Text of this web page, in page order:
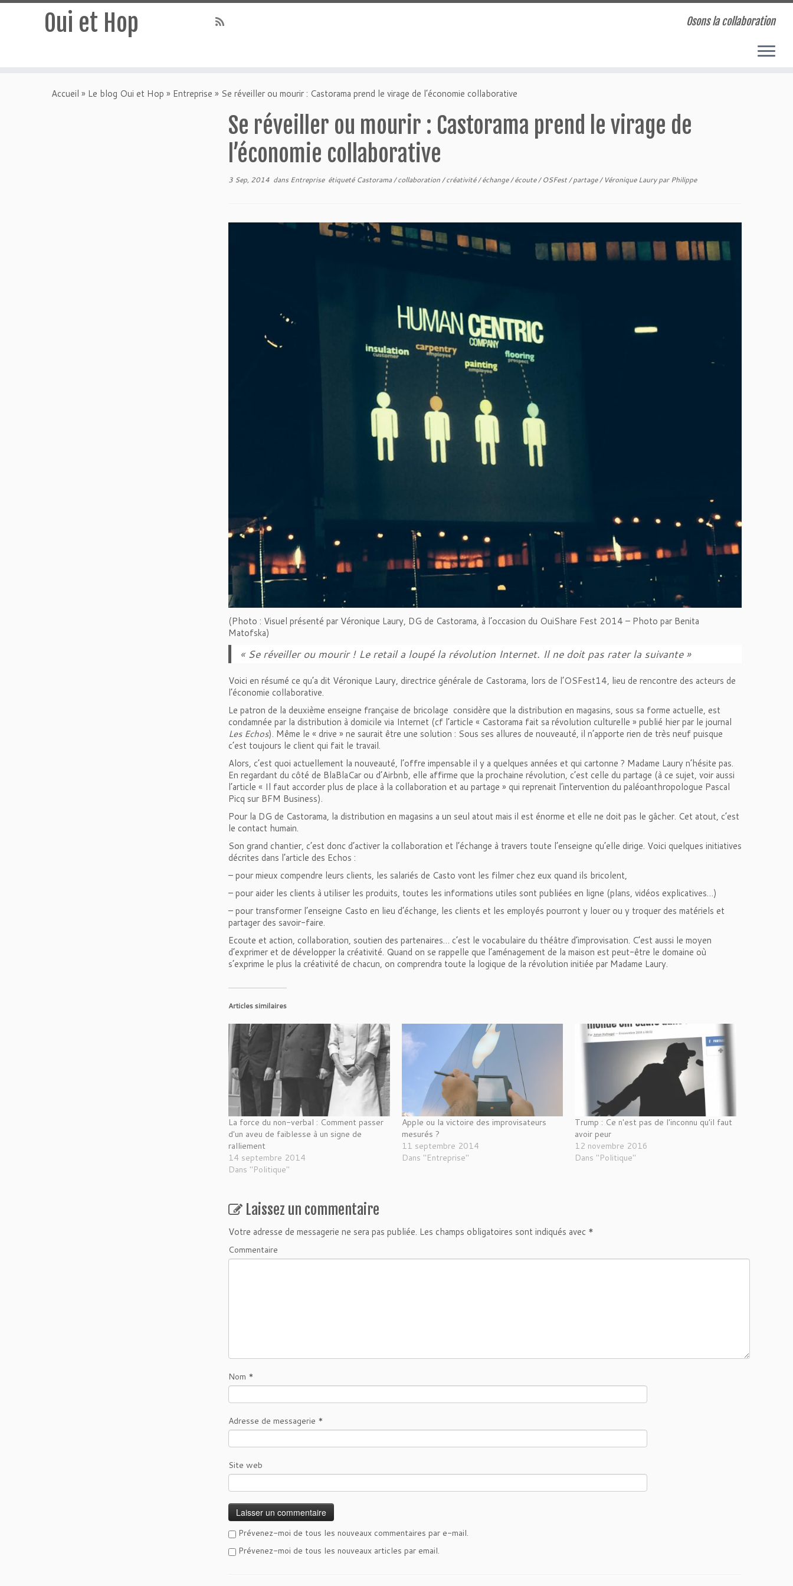
Oui et Hop Osons la collaboration
Accueil » Le blog Oui et Hop » Entreprise » Se réveiller ou mourir : Castorama prend le virage de l’économie collaborative
Se réveiller ou mourir : Castorama prend le virage de
l’économie collaborative
3 Sep, 2014 dans Entreprise étiqueté Castorama/collaboration/créativité/échange/écoute/OSFest/partage/ Véronique LauryparPhilippe
(Photo : Visuel présenté par Véronique Laury, DG de Castorama, à l’occasion du OuiShare Fest 2014 – Photo par Benita
Matofska)
« Se réveiller ou mourir ! Le retail a loupé la révolution Internet. Il ne doit pas rater la suivante »
Voici en résumé ce qu’a dit Véronique Laury, directrice générale de Castorama, lors de l’OSFest14, lieu de rencontre des acteurs de
l’économie collaborative.
Le patron de la deuxième enseigne française de bricolage considère que la distribution en magasins, sous sa forme actuelle, est
condamnée par la distribution à domicile via Internet (cf l’article « Castorama fait sa révolution culturelle » publié hier par le journal
Les Echos). Même le « drive » ne saurait être une solution : Sous ses allures de nouveauté, il n’apporte rien de très neuf puisque
c’est toujours le client qui fait le travail.
Alors, c’est quoi actuellement la nouveauté, l’offre impensable il y a quelques années et qui cartonne ? Madame Laury n’hésite pas.
En regardant du côté de BlaBlaCar ou d’Airbnb, elle affirme que la prochaine révolution, c’est celle du partage (à ce sujet, voir aussi
l’article « Il faut accorder plus de place à la collaboration et au partage » qui reprenait l’intervention du paléoanthropologue Pascal
Picq sur BFM Business).
Pour la DG de Castorama, la distribution en magasins a un seul atout mais il est énorme et elle ne doit pas le gâcher. Cet atout, c’est
le contact humain.
Son grand chantier, c’est donc d’activer la collaboration et l’échange à travers toute l’enseigne qu’elle dirige. Voici quelques initiatives
décrites dans l’article des Echos :
– pour mieux compendre leurs clients, les salariés de Casto vont les filmer chez eux quand ils bricolent,
– pour aider les clients à utiliser les produits, toutes les informations utiles sont publiées en ligne (plans, vidéos explicatives…)
– pour transformer l’enseigne Casto en lieu d’échange, les clients et les employés pourront y louer ou y troquer des matériels et
partager des savoir-faire.
Ecoute et action, collaboration, soutien des partenaires… c’est le vocabulaire du théâtre d’improvisation. C’est aussi le moyen
d’exprimer et de développer la créativité. Quand on se rappelle que l’aménagement de la maison est peut-être le domaine où
s’exprime le plus la créativité de chacun, on comprendra toute la logique de la révolution initiée par Madame Laury.
Articles similaires
La force du non-verbal : Comment passer
d'un aveu de faiblesse à un signe de
ralliement
14 septembre 2014
Dans "Politique"
Apple ou la victoire des improvisateurs
mesurés ?
11 septembre 2014
Dans "Entreprise"
Trump : Ce n'est pas de l'inconnu qu'il faut
avoir peur
12 novembre 2016
Dans "Politique"
Laissez un commentaire
Votre adresse de messagerie ne sera pas publiée. Les champs obligatoires sont indiqués avec *
Commentaire
Nom *
Adresse de messagerie *
Site web
Prévenez-moi de tous les nouveaux commentaires par e-mail.
Prévenez-moi de tous les nouveaux articles par email.